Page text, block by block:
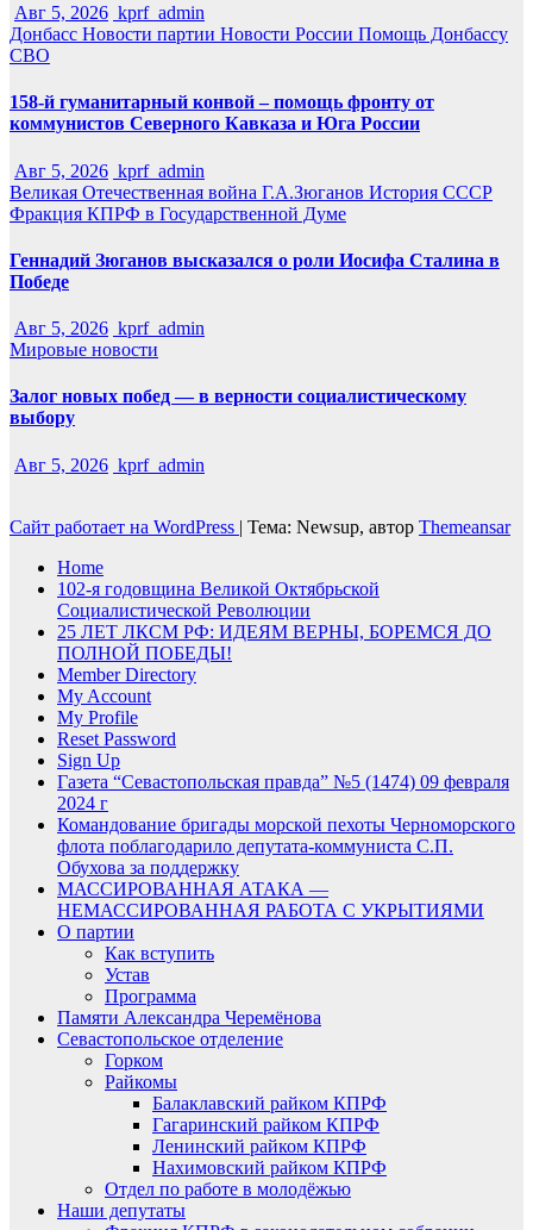
Авг 5, 2026 kprf_admin
Донбасс Новости партии Новости России Помощь Донбассу
СВО
158-й гуманитарный конвой – помощь фронту от
коммунистов Северного Кавказа и Юга России
Авг 5, 2026 kprf_admin
Великая Отечественная война Г.А.Зюганов История СССР
Фракция КПРФ в Государственной Думе
Геннадий Зюганов высказался о роли Иосифа Сталина в
Победе
Авг 5, 2026 kprf_admin
Мировые новости
Залог новых побед — в верности социалистическому
выбору
Авг 5, 2026 kprf_admin
Сайт работает на WordPress | Тема: Newsup, автор Themeansar
Home
102-я годовщина Великой Октябрьской
Социалистической Революции
25 ЛЕТ ЛКСМ РФ: ИДЕЯМ ВЕРНЫ, БОРЕМСЯ ДО
ПОЛНОЙ ПОБЕДЫ!
Member Directory
My Account
My Profile
Reset Password
Sign Up
Газета “Севастопольская правда” №5 (1474) 09 февраля
2024 г
Командование бригады морской пехоты Черноморского
флота поблагодарило депутата-коммуниста С.П.
Обухова за поддержку
МАССИРОВАННАЯ АТАКА —
НЕМАССИРОВАННАЯ РАБОТА С УКРЫТИЯМИ
О партии
Как вступить
Устав
Программа
Памяти Александра Черемёнова
Севастопольское отделение
Горком
Райкомы
Балаклавский райком КПРФ
Гагаринский райком КПРФ
Ленинский райком КПРФ
Нахимовский райком КПРФ
Отдел по работе в молодёжью
Наши депутаты